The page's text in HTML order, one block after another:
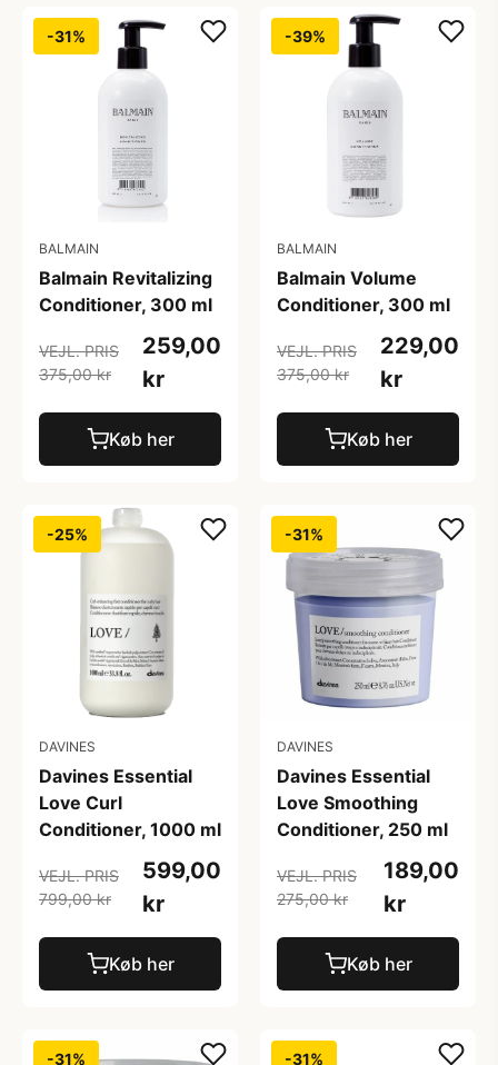
-31%
BALMAIN
Balmain Revitalizing
Conditioner, 300 ml
VEJL. PRIS
375,00 kr
259,00
kr
Køb her
-39%
BALMAIN
Balmain Volume
Conditioner, 300 ml
VEJL. PRIS
375,00 kr
229,00
kr
Køb her
-25%
DAVINES
Davines Essential
Love Curl
Conditioner, 1000 ml
VEJL. PRIS
799,00 kr
599,00
kr
Køb her
-31%
DAVINES
Davines Essential
Love Smoothing
Conditioner, 250 ml
VEJL. PRIS
275,00 kr
189,00
kr
Køb her
-31% -31%